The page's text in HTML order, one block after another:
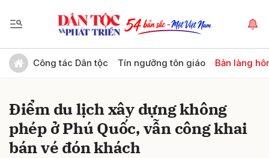
Công tác Dân tộc Tín ngưỡng tôn giáo Bản làng
Điểm du lịch xây dựng không
phép ở Phú Quốc, vẫn công khai
bán vé đón khách
Gửi bình luận